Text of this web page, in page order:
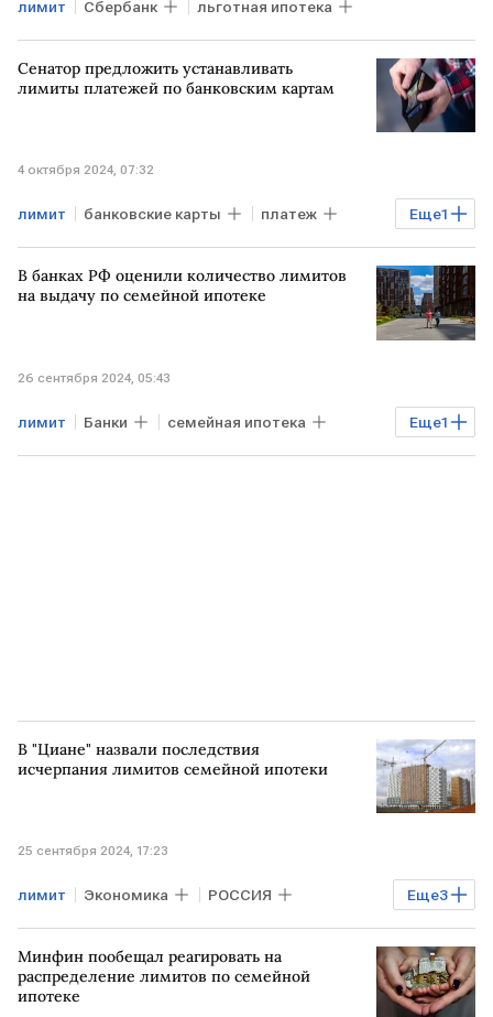
лимит Сбербанк льготная ипотека
Сенатор предложить устанавливать
лимиты платежей по банковским картам
4 октября 2024, 07:32
Еще1
лимит банковские карты платеж
СФ
В банках РФ оценили количество лимитов
на выдачу по семейной ипотеке
26 сентября 2024, 05:43
Еще1
лимит Банки семейная ипотека
льготная ипотека
В "Циане" назвали последствия
исчерпания лимитов семейной ипотеки
25 сентября 2024, 17:23
Еще3
лимит Экономика РОССИЯ
новостройки ЦИАН
семейная ипотека
Минфин пообещал реагировать на
распределение лимитов по семейной
ипотеке